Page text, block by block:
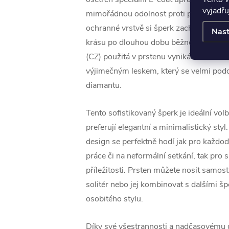
mimořádnou odolnost proti
ochranné vrstvě si šperk zachovává
krásu po dlouhou dobu běžného
(CZ) použitá v prstenu vyniká svou čirou
výjimečným leskem, který se velmi
diamantu.
Tento sofistikovaný šperk je ideální
preferují elegantní a minimalistický
design se perfektně hodí jak pro
práce či na neformální setkání, tak pro
příležitosti. Prsten můžete nosit
solitér nebo jej kombinovat s dalšími
osobitého stylu.
Díky své všestrannosti a nadčasovému